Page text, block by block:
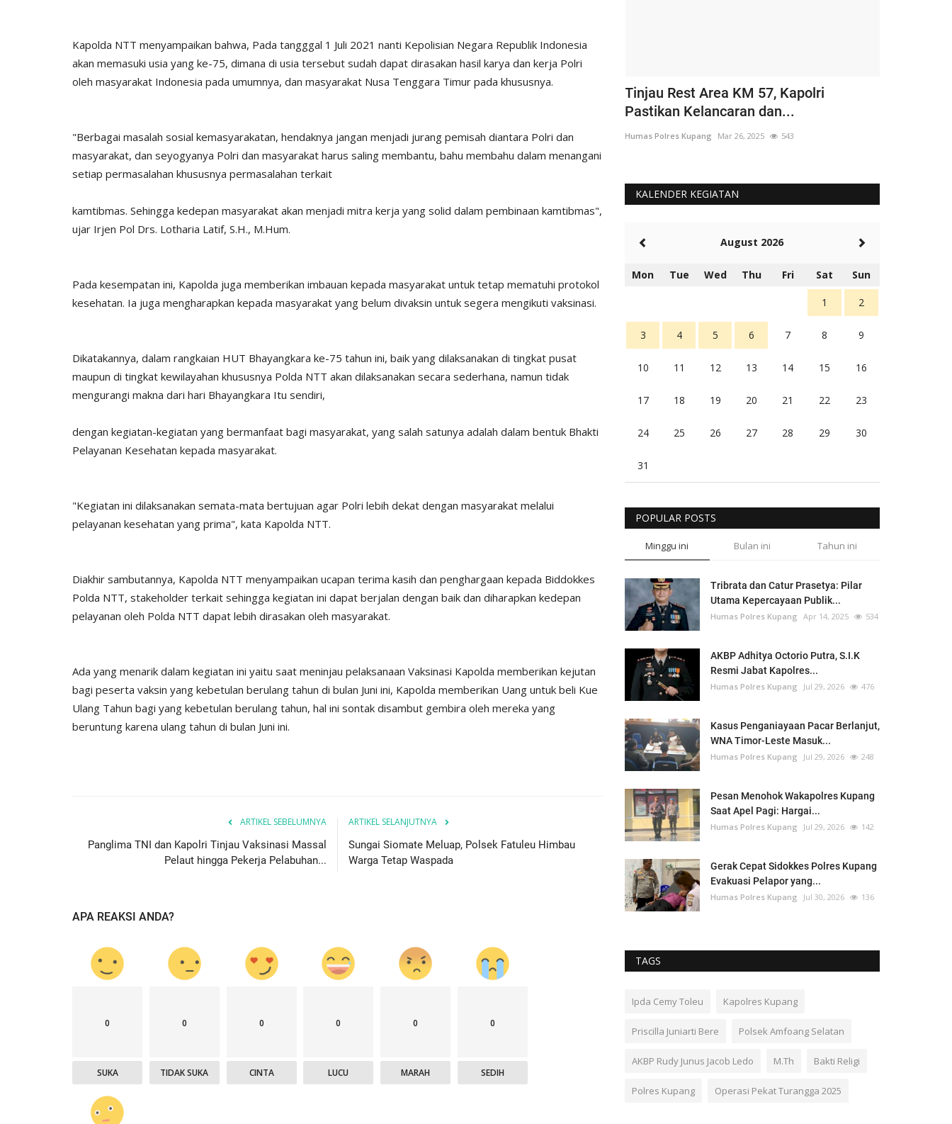
Kapolda NTT menyampaikan bahwa, Pada tangggal 1 Juli 2021 nanti Kepolisian Negara Republik Indonesia
akan memasuki usia yang ke-75, dimana di usia tersebut sudah dapat dirasakan hasil karya dan kerja Polri
oleh masyarakat Indonesia pada umumnya, dan masyarakat Nusa Tenggara Timur pada khususnya.
"Berbagai masalah sosial kemasyarakatan, hendaknya jangan menjadi jurang pemisah diantara Polri dan
masyarakat, dan seyogyanya Polri dan masyarakat harus saling membantu, bahu membahu dalam menangani
setiap permasalahan khususnya permasalahan terkait
kamtibmas. Sehingga kedepan masyarakat akan menjadi mitra kerja yang solid dalam pembinaan kamtibmas",
ujar Irjen Pol Drs. Lotharia Latif, S.H., M.Hum.
Pada kesempatan ini, Kapolda juga memberikan imbauan kepada masyarakat untuk tetap mematuhi protokol
kesehatan. Ia juga mengharapkan kepada masyarakat yang belum divaksin untuk segera mengikuti vaksinasi.
Dikatakannya, dalam rangkaian HUT Bhayangkara ke-75 tahun ini, baik yang dilaksanakan di tingkat pusat
maupun di tingkat kewilayahan khususnya Polda NTT akan dilaksanakan secara sederhana, namun tidak
mengurangi makna dari hari Bhayangkara Itu sendiri,
dengan kegiatan-kegiatan yang bermanfaat bagi masyarakat, yang salah satunya adalah dalam bentuk Bhakti
Pelayanan Kesehatan kepada masyarakat.
"Kegiatan ini dilaksanakan semata-mata bertujuan agar Polri lebih dekat dengan masyarakat melalui
pelayanan kesehatan yang prima", kata Kapolda NTT.
Diakhir sambutannya, Kapolda NTT menyampaikan ucapan terima kasih dan penghargaan kepada Biddokkes
Polda NTT, stakeholder terkait sehingga kegiatan ini dapat berjalan dengan baik dan diharapkan kedepan
pelayanan oleh Polda NTT dapat lebih dirasakan oleh masyarakat.
Ada yang menarik dalam kegiatan ini yaitu saat meninjau pelaksanaan Vaksinasi Kapolda memberikan kejutan
bagi peserta vaksin yang kebetulan berulang tahun di bulan Juni ini, Kapolda memberikan Uang untuk beli Kue
Ulang Tahun bagi yang kebetulan berulang tahun, hal ini sontak disambut gembira oleh mereka yang
beruntung karena ulang tahun di bulan Juni ini.
ARTIKEL SEBELUMNYA
Panglima TNI dan Kapolri Tinjau Vaksinasi Massal
Pelaut hingga Pekerja Pelabuhan...
ARTIKEL SELANJUTNYA
Sungai Siomate Meluap, Polsek Fatuleu Himbau
Warga Tetap Waspada
APA REAKSI ANDA?
0
SUKA
0
TIDAK SUKA
0
CINTA
0
LUCU
0
MARAH
0
SEDIH
Kapolres kupang AKBP ALDINAN,
Humas Polres Kupang Des 29, 2019 2149
Kapolres Kupang Pimpin Sertijab Dua
Humas Polres Kupang Mei 21, 2026 337
Tinjau Rest Area KM 57, Kapolri
Pastikan Kelancaran dan...
Humas Polres Kupang Mar 26, 2025 543
KALENDER KEGIATAN
August 2026
Mon Tue Wed Thu Fri Sat Sun
1 2
3 4 5 6 7 8 9
10 11 12 13 14 15 16
17 18 19 20 21 22 23
24 25 26 27 28 29 30
31
POPULAR POSTS
Minggu ini Bulan ini Tahun ini
Tribrata dan Catur Prasetya: Pilar
Utama Kepercayaan Publik...
Humas Polres Kupang Apr 14, 2025 534
AKBP Adhitya Octorio Putra, S.I.K
Resmi Jabat Kapolres...
Humas Polres Kupang Jul 29, 2026 476
Kasus Penganiayaan Pacar Berlanjut,
WNA Timor-Leste Masuk...
Humas Polres Kupang Jul 29, 2026 248
Pesan Menohok Wakapolres Kupang
Saat Apel Pagi: Hargai...
Humas Polres Kupang Jul 29, 2026 142
Gerak Cepat Sidokkes Polres Kupang
Evakuasi Pelapor yang...
Humas Polres Kupang Jul 30, 2026 136
TAGS
Ipda Cemy Toleu Kapolres Kupang
Priscilla Juniarti Bere Polsek Amfoang Selatan
AKBP Rudy Junus Jacob Ledo M.Th Bakti Religi
Polres Kupang Operasi Pekat Turangga 2025